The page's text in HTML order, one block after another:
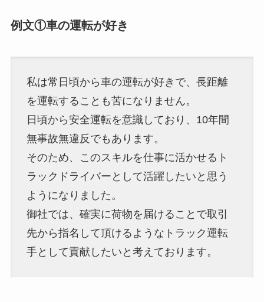
例文①車の運転が好き
私は常日頃から車の運転が好きで、長距離
を運転することも苦になりません。
日頃から安全運転を意識しており、10年間
無事故無違反でもあります。
そのため、このスキルを仕事に活かせるト
ラックドライバーとして活躍したいと思う
ようになりました。
御社では、確実に荷物を届けることで取引
先から指名して頂けるようなトラック運転
手として貢献したいと考えております。